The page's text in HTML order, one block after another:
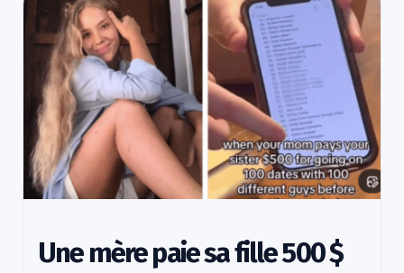
Une mère paie sa fille 500 $